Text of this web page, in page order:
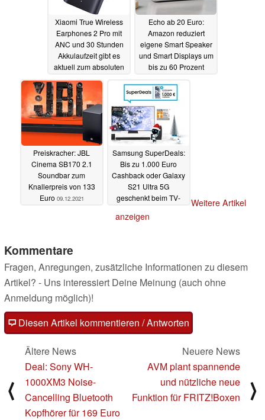
Xiaomi True Wireless
Earphones 2 Pro mit
ANC und 30 Stunden
Akkulaufzeit gibt es
aktuell zum absoluten
10.12.2021
Echo ab 20 Euro:
Amazon reduziert
eigene Smart Speaker
und Smart Displays um
bis zu 60 Prozent
Preiskracher: JBL
Cinema SB170 2.1
Soundbar zum
Knallerpreis von 133
Euro 09.12.2021
Samsung SuperDeals:
Bis zu 1.000 Euro
Cashback oder Galaxy
S21 Ultra 5G
geschenkt beim TV-
06.12.2021
Weitere Artikel
anzeigen
Kommentare
Fragen, Anregungen, zusätzliche Informationen zu diesem
Artikel? - Uns interessiert Deine Meinung (auch ohne
Anmeldung möglich)!
Diesen Artikel kommentieren / Antworten
⟨
Ältere News
Deal: Sony WH-
1000XM3 Noise-
Cancelling Bluetooth
Kopfhörer für 169 Euro
Neuere News
AVM plant spannende
und nützliche neue
Funktion für FRITZ!Boxen
⟩